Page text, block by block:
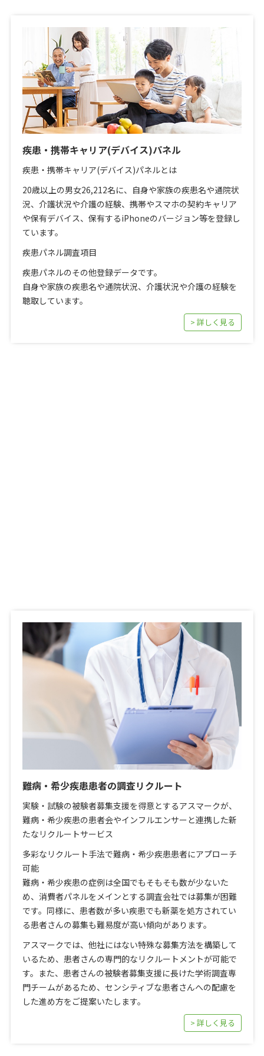
疾患・携帯キャリア(デバイス)パネル
疾患・携帯キャリア(デバイス)パネルとは
20歳以上の男女26,212名に、自身や家族の疾患名や通院状
況、介護状況や介護の経験、携帯やスマホの契約キャリア
や保有デバイス、保有するiPhoneのバージョン等を登録し
ています。
疾患パネル調査項目
疾患パネルのその他登録データです。
自身や家族の疾患名や通院状況、介護状況や介護の経験を
聴取しています。
> 詳しく見る
難病・希少疾患患者の調査リクルート
実験・試験の被験者募集支援を得意とするアスマークが、
難病・希少疾患の患者会やインフルエンサーと連携した新
たなリクルートサービス
多彩なリクルート手法で難病・希少疾患患者にアプローチ
可能
難病・希少疾患の症例は全国でもそもそも数が少ないた
め、消費者パネルをメインとする調査会社では募集が困難
です。同様に、患者数が多い疾患でも新薬を処方されてい
る患者さんの募集も難易度が高い傾向があります。
アスマークでは、他社にはない特殊な募集方法を構築して
いるため、患者さんの専門的なリクルートメントが可能で
す。また、患者さんの被験者募集支援に長けた学術調査専
門チームがあるため、センシティブな患者さんへの配慮を
した進め方をご提案いたします。
> 詳しく見る